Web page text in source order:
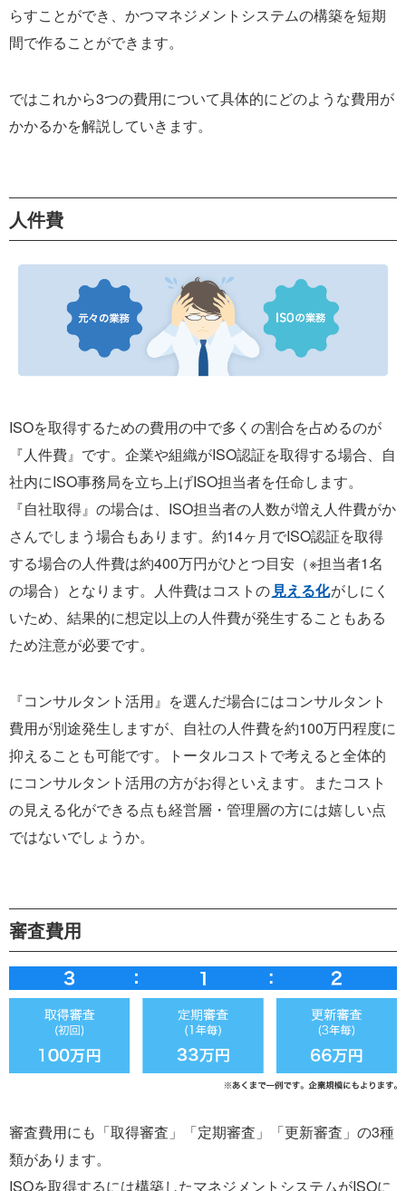
らすことができ、かつマネジメントシステムの構築を短期
間で作ることができます。
ではこれから3つの費用について具体的にどのような費用が
かかるかを解説していきます。
人件費
ISOを取得するための費用の中で多くの割合を占めるのが
『人件費』です。企業や組織がISO認証を取得する場合、自
社内にISO事務局を立ち上げISO担当者を任命します。
『自社取得』の場合は、ISO担当者の人数が増え人件費がか
さんでしまう場合もあります。約14ヶ月でISO認証を取得
する場合の人件費は約400万円がひとつ目安（※担当者1名
の場合）となります。人件費はコストの 見える化がしにく
いため、結果的に想定以上の人件費が発生することもある
ため注意が必要です。
『コンサルタント活用』を選んだ場合にはコンサルタント
費用が別途発生しますが、自社の人件費を約100万円程度に
抑えることも可能です。トータルコストで考えると全体的
にコンサルタント活用の方がお得といえます。またコスト
の見える化ができる点も経営層・管理層の方には嬉しい点
ではないでしょうか。
審査費用
審査費用にも「取得審査」「定期審査」「更新審査」の3種
類があります。
ISOを取得するには構築したマネジメントシステムがISOに